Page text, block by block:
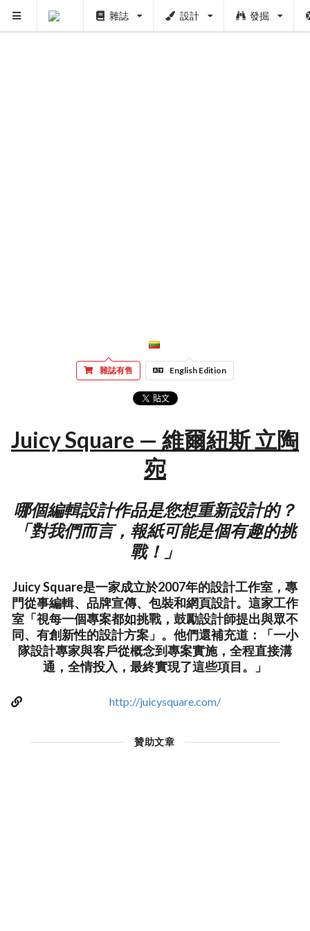
雜誌 設計 發掘
雜誌有售 English Edition
Juicy Square — 維爾紐斯 立陶
宛
哪個編輯設計作品是您想重新設計的？
「對我們而言，報紙可能是個有趣的挑
戰！」
Juicy Square是一家成立於2007年的設計工作室，專
門從事編輯、品牌宣傳、包裝和網頁設計。這家工作
室「視每一個專案都如挑戰，鼓勵設計師提出與眾不
同、有創新性的設計方案」。他們還補充道：「一小
隊設計專家與客戶從概念到專案實施，全程直接溝
通，全情投入，最終實現了這些項目。」
http://juicysquare.com/
贊助文章